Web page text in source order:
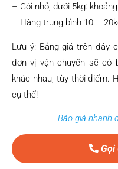
– Gói nhỏ, dưới 5kg: khoảng
– Hàng trung bình 10 –
Lưu ý: Bảng giá trên đây
đơn vị vận chuyển sẽ có
khác nhau, tùy thời điểm.
cụ thể!
Báo giá nhanh
Gọi